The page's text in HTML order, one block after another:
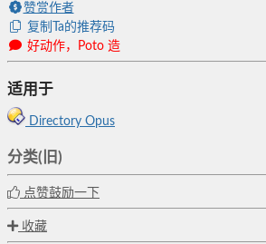
赞赏作者
复制Ta的推荐码
好动作，Poto 造
适用于
Directory Opus
分类(旧)
点赞鼓励一下
收藏